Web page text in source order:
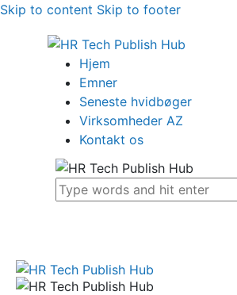
Skip to content Skip to footer
Hjem
Emner
Seneste hvidbøger
Virksomheder AZ
Kontakt os